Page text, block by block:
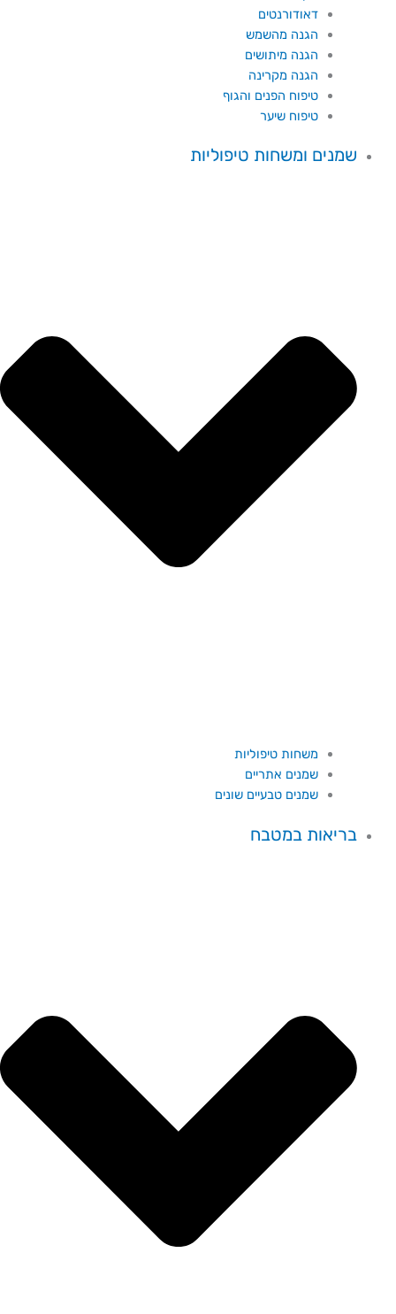
דאודורנטים
הגנה מהשמש
הגנה מיתושים
הגנה מקרינה
טיפוח הפנים והגוף
טיפוח שיער
שמנים ומשחות טיפוליות
משחות טיפוליות
שמנים אתריים
שמנים טבעיים שונים
בריאות במטבח